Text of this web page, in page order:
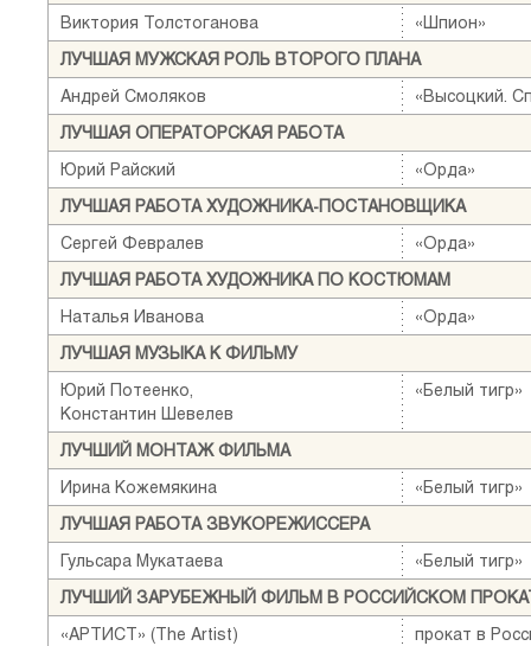
Виктория Толстоганова
«Шпион»
ЛУЧШАЯ МУЖСКАЯ РОЛЬ ВТОРОГО ПЛАНА
Андрей Смоляков
«Высоцкий.
ЛУЧШАЯ ОПЕРАТОРСКАЯ РАБОТА
Юрий Райский
«Орда»
ЛУЧШАЯ РАБОТА ХУДОЖНИКА-ПОСТАНОВЩИКА
Сергей Февралев
«Орда»
ЛУЧШАЯ РАБОТА ХУДОЖНИКА ПО КОСТЮМАМ
Наталья Иванова
«Орда»
ЛУЧШАЯ МУЗЫКА К ФИЛЬМУ
Юрий Потеенко,
Константин Шевелев
«Белый тигр»
ЛУЧШИЙ МОНТАЖ ФИЛЬМА
Ирина Кожемякина
«Белый тигр»
ЛУЧШАЯ РАБОТА ЗВУКОРЕЖИССЕРА
Гульсара Мукатаева
«Белый тигр»
ЛУЧШИЙ ЗАРУБЕЖНЫЙ ФИЛЬМ В РОССИЙСКОМ
«АРТИСТ» (The Artist)
прокат в